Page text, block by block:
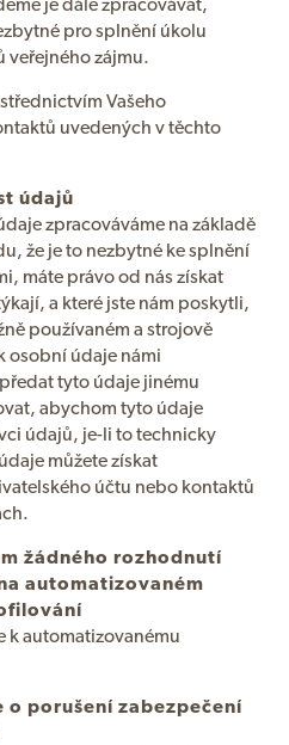
pro splnění úkolu
veřejného zájmu.
Vašeho
uvedených v těchto
údajů
zpracováváme na základě
že je to nezbytné ke splnění
máte právo od nás získat
a které jste nám poskytli,
používaném a strojově
osobní údaje námi
tyto údaje jinému
abychom tyto údaje
údajů, je-li to technicky
můžete získat
účtu nebo kontaktů
žádného rozhodnutí
automatizovaném
k automatizovanému
o porušení zabezpečení